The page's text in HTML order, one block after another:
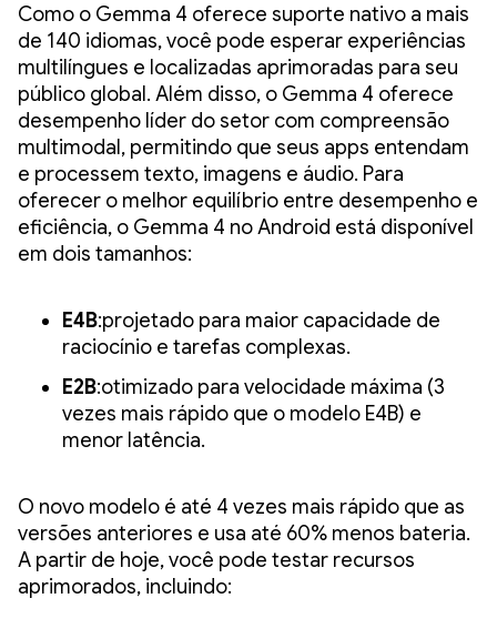
Como o Gemma 4 oferece suporte nativo a mais
de 140 idiomas, você pode esperar experiências
multilíngues e localizadas aprimoradas para seu
público global. Além disso, o Gemma 4 oferece
desempenho líder do setor com compreensão
multimodal, permitindo que seus apps entendam
e processem texto, imagens e áudio. Para
oferecer o melhor equilíbrio entre desempenho e
eficiência, o Gemma 4 no Android está disponível
em dois tamanhos:
E4B:projetado para maior capacidade de
raciocínio e tarefas complexas.
E2B:otimizado para velocidade máxima (3
vezes mais rápido que o modelo E4B) e
menor latência.
O novo modelo é até 4 vezes mais rápido que as
versões anteriores e usa até 60% menos bateria.
A partir de hoje, você pode testar recursos
aprimorados, incluindo: